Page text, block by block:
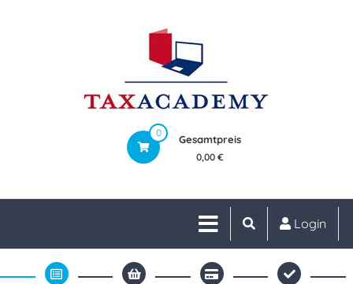
0
Gesamtpreis
0,00 €
Login